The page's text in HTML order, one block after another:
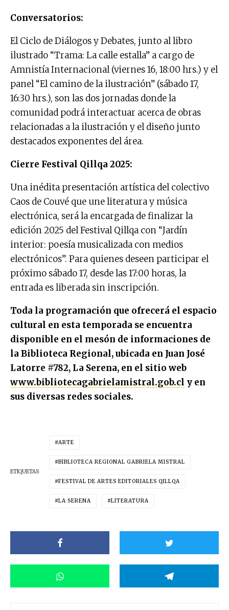
Conversatorios:
El Ciclo de Diálogos y Debates, junto al libro
ilustrado “Trama: La calle estalla” a cargo de
Amnistía Internacional (viernes 16, 18:00 hrs.) y el
panel “El camino de la ilustración” (sábado 17,
16:30 hrs.), son las dos jornadas donde la
comunidad podrá interactuar acerca de obras
relacionadas a la ilustración y el diseño junto
destacados exponentes del área.
Cierre Festival Qillqa 2025:
Una inédita presentación artística del colectivo
Caos de Couvé que une literatura y música
electrónica, será la encargada de finalizar la
edición 2025 del Festival Qillqa con “Jardín
interior: poesía musicalizada con medios
electrónicos”. Para quienes deseen participar el
próximo sábado 17, desde las 17:00 horas, la
entrada es liberada sin inscripción.
Toda la programación que ofrecerá el espacio
cultural en esta temporada se encuentra
disponible en el mesón de informaciones de
la Biblioteca Regional, ubicada en Juan José
Latorre #782, La Serena, en el sitio web
www.bibliotecagabrielamistral.gob.cl y en
sus diversas redes sociales.
ETIQUETAS
ARTE
BIBLIOTECA REGIONAL GABRIELA MISTRAL
FESTIVAL DE ARTES EDITORIALES QILLQA
LA SERENA LITERATURA